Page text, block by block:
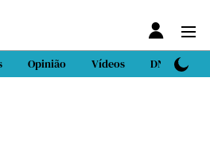
Opinião Vídeos DN Sport